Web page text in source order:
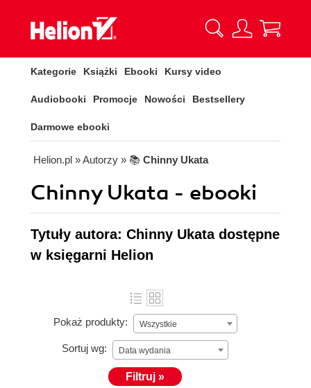
Kategorie Książki Ebooki Kursy video
Audiobooki Promocje Nowości Bestsellery
Darmowe ebooki
Helion.pl » Autorzy » 📚 Chinny Ukata
Chinny Ukata - ebooki
Tytuły autora: Chinny Ukata dostępne
w księgarni Helion
Pokaż produkty: Wszystkie
Sortuj wg: Data wydania
Filtruj »